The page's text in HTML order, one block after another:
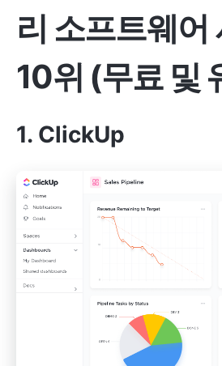
리 소프트웨어
10위 (무료 및
1. ClickUp